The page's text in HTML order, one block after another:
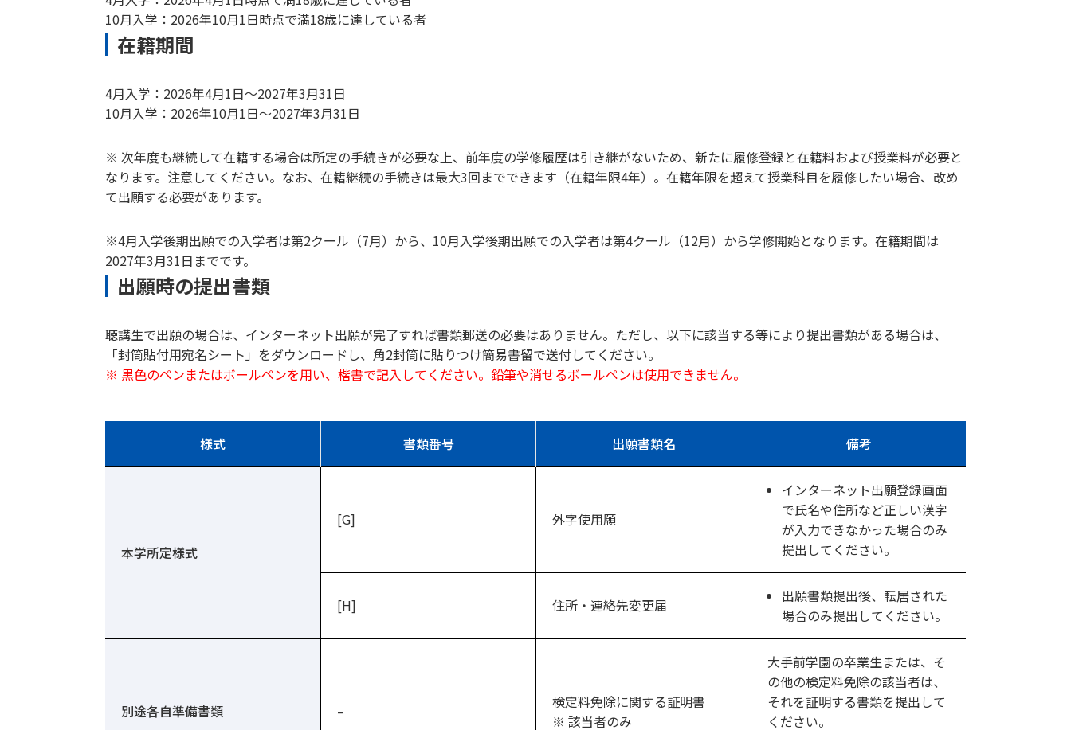
10月入学：2026年10月1日時点で満18歳に達している者
在籍期間
4月入学：2026年4月1日～2027年3月31日
10月入学：2026年10月1日～2027年3月31日
※ 次年度も継続して在籍する場合は所定の手続きが必要な上、前年度の学修履歴は引き継がないため、新たに履修登録と在籍料および授業料が必要と
なります。注意してください。なお、在籍継続の手続きは最大3回までできます（在籍年限4年）。在籍年限を超えて授業科目を履修したい場合、改め
て出願する必要があります。
※4月入学後期出願での入学者は第2クール（7月）から、10月入学後期出願での入学者は第4クール（12月）から学修開始となります。在籍期間は
2027年3月31日までです。
出願時の提出書類
聴講生で出願の場合は、インターネット出願が完了すれば書類郵送の必要はありません。ただし、以下に該当する等により提出書類がある場合は、
「封筒貼付用宛名シート」をダウンロードし、角2封筒に貼りつけ簡易書留で送付してください。
※ 黒色のペンまたはボールペンを用い、楷書で記入してください。鉛筆や消せるボールペンは使用できません。
様式 書類番号 出願書類名 備考
本学所定様式
[G] 外字使用願
インターネット出願登録画面
で氏名や住所など正しい漢字
が入力できなかった場合のみ
提出してください。
[H] 住所・連絡先変更届
出願書類提出後、転居された
場合のみ提出してください。
別途各自準備書類 –
検定料免除に関する証明書
※ 該当者のみ
大手前学園の卒業生または、そ
の他の検定料免除の該当者は、
それを証明する書類を提出して
ください。